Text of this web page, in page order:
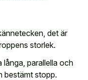
det är
storlek.
långa, parallella och
bestämt stopp.